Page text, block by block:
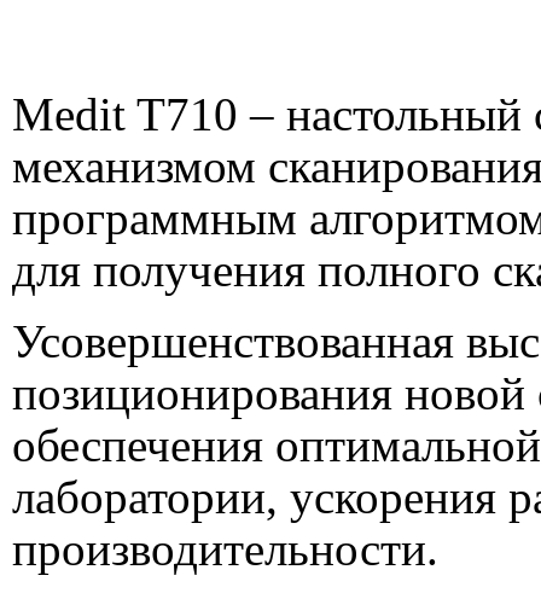
Medit T710 –
механизмом
программным
для получения полного
Усовершенствованная
позиционирования новой
обеспечения
лаборатории, ускорения
производительности.